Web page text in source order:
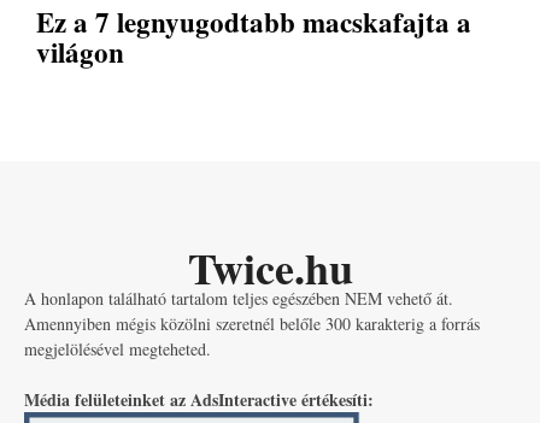
Ez a 7 legnyugodtabb macskafajta a
világon
Twice.hu
A honlapon található tartalom teljes egészében NEM vehető át.
Amennyiben mégis közölni szeretnél belőle 300 karakterig a forrás
megjelölésével megteheted.
Média felületeinket az AdsInteractive értékesíti: